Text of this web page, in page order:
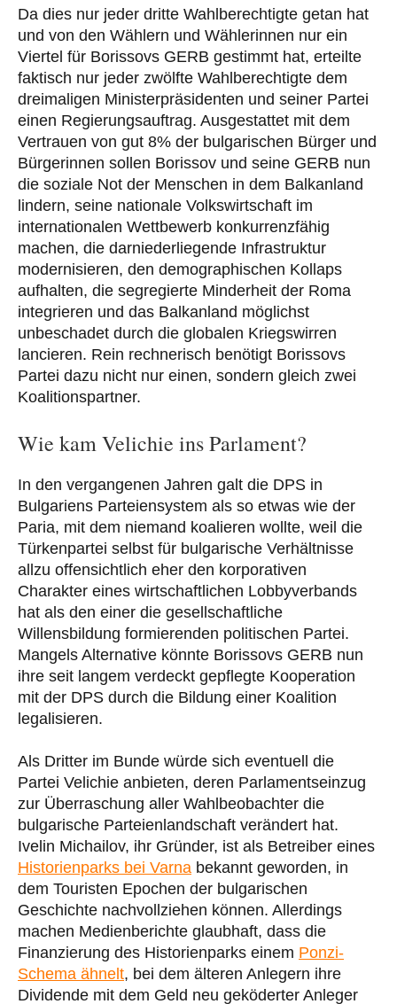
Da dies nur jeder dritte Wahlberechtigte getan hat
und von den Wählern und Wählerinnen nur ein
Viertel für Borissovs GERB gestimmt hat, erteilte
faktisch nur jeder zwölfte Wahlberechtigte dem
dreimaligen Ministerpräsidenten und seiner Partei
einen Regierungsauftrag. Ausgestattet mit dem
Vertrauen von gut 8% der bulgarischen Bürger und
Bürgerinnen sollen Borissov und seine GERB nun
die soziale Not der Menschen in dem Balkanland
lindern, seine nationale Volkswirtschaft im
internationalen Wettbewerb konkurrenzfähig
machen, die darniederliegende Infrastruktur
modernisieren, den demographischen Kollaps
aufhalten, die segregierte Minderheit der Roma
integrieren und das Balkanland möglichst
unbeschadet durch die globalen Kriegswirren
lancieren. Rein rechnerisch benötigt Borissovs
Partei dazu nicht nur einen, sondern gleich zwei
Koalitionspartner.
Wie kam Velichie ins Parlament?
In den vergangenen Jahren galt die DPS in
Bulgariens Parteiensystem als so etwas wie der
Paria, mit dem niemand koalieren wollte, weil die
Türkenpartei selbst für bulgarische Verhältnisse
allzu offensichtlich eher den korporativen
Charakter eines wirtschaftlichen Lobbyverbands
hat als den einer die gesellschaftliche
Willensbildung formierenden politischen Partei.
Mangels Alternative könnte Borissovs GERB nun
ihre seit langem verdeckt gepflegte Kooperation
mit der DPS durch die Bildung einer Koalition
legalisieren.
Als Dritter im Bunde würde sich eventuell die
Partei Velichie anbieten, deren Parlamentseinzug
zur Überraschung aller Wahlbeobachter die
bulgarische Parteienlandschaft verändert hat.
Ivelin Michailov, ihr Gründer, ist als Betreiber eines
Historienparks bei Varna bekannt geworden, in
dem Touristen Epochen der bulgarischen
Geschichte nachvollziehen können. Allerdings
machen Medienberichte glaubhaft, dass die
Finanzierung des Historienparks einem Ponzi-
Schema ähnelt, bei dem älteren Anlegern ihre
Dividende mit dem Geld neu geköderter Anleger